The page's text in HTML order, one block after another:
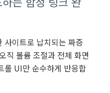
사이트로 납치되는 짜증
직 볼륨 조절과 전체 화면
롤 UI만 순수하게 반응합